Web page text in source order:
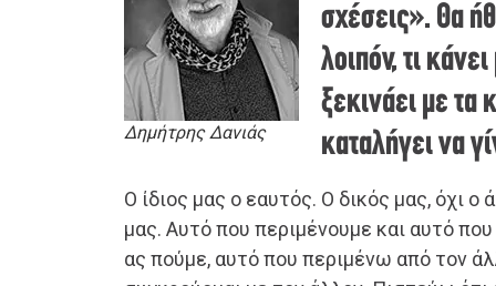
Δημήτρης Δανιάς
σχέσεις». Θα
λοιπόν, τι
ξεκινάει με τα
καταλήγει να
Ο ίδιος μας ο εαυτός. Ο δικός μας, όχι
μας. Αυτό που περιμένουμε και αυτό
ας πούμε, αυτό που περιμένω από τον